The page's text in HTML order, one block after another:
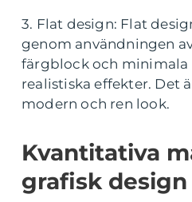
3. Flat design: Flat
genom användningen
färgblock och
realistiska effekter. Det
modern och ren look.
Kvantitativa
grafisk design